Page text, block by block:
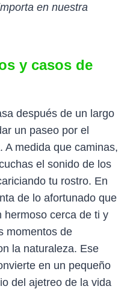
en nuestra
y casos de
después de un largo
un paseo por el
A medida que caminas,
el sonido de los
tu rostro. En
de lo afortunado que
hermoso cerca de ti y
momentos de
la naturaleza. Ese
en un pequeño
del ajetreo de la vida